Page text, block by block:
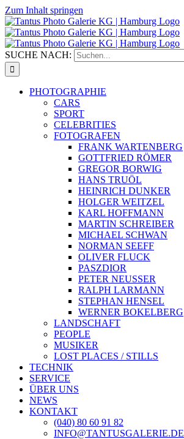
Zum Inhalt springen
SUCHE NACH:
PHOTOGRAPHIE
CARS
SPORT
CELEBRITIES
FOTOGRAFEN
FRANK WARTENBERG
GOTTFRIED RÖMER
GREGOR BORWIG
HANS TRUÖL
HEINRICH DUNKER
HOLGER WEITZEL
KARL HOFFMANN
MARTIN SCHREIBER
MICHAEL SCHWAN
NORMAN SEEFF
OLIVER FLUCK
PASZDIOR
PETER NEUSSER
RALPH LARMANN
STEPHAN HENSEL
WERNER BOKELBERG
LANDSCHAFT
PEOPLE
MUSIKER
LOST PLACES / STILLS
TECHNIK
SERVICE
ÜBER UNS
NEWS
KONTAKT
(040) 80 60 91 82
INFO@TANTUSGALERIE.DE